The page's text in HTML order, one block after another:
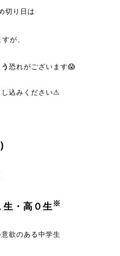
切り日は
が、
恐れがございます😱
込みください⚠
生・高０生 ※
欲のある中学生